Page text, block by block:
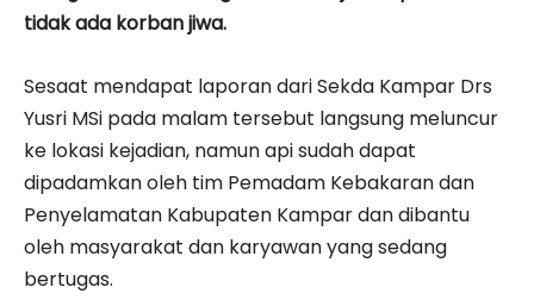
tidak ada korban jiwa.
Sesaat mendapat laporan dari Sekda Kampar Drs
Yusri MSi pada malam tersebut langsung meluncur
ke lokasi kejadian, namun api sudah dapat
dipadamkan oleh tim Pemadam Kebakaran dan
Penyelamatan Kabupaten Kampar dan dibantu
oleh masyarakat dan karyawan yang sedang
bertugas.